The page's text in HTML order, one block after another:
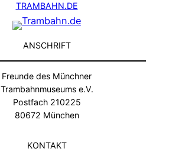
TRAMBAHN.DE
ANSCHRIFT
Freunde des Münchner
Trambahnmuseums e.V.
Postfach 210225
80672 München
KONTAKT